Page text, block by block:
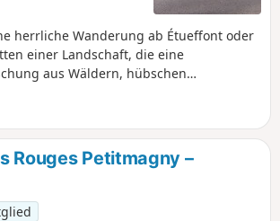
herrliche Wanderung ab Étueffont oder
einer Landschaft, die eine
aus Wäldern, hübschen
Naturliebhaber geeignet und führt Sie
der Südvogesen. Lassen Sie
der Wälder und der Frische der Teiche
Oasen der Artenvielfalt sind. Der
Fuße der Vogesen, etwa fünfzehn
von Belfort. Der Weg ist markiert.
Rouges Petitmagny –